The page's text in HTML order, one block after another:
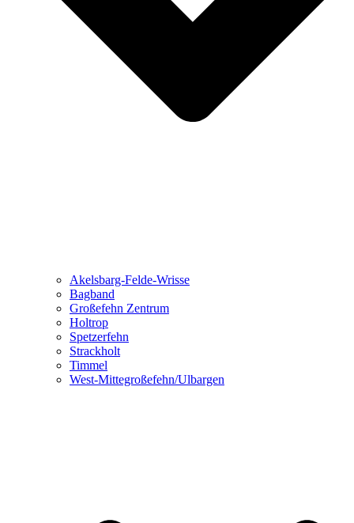
Akelsbarg-Felde-Wrisse
Bagband
Großefehn Zentrum
Holtrop
Spetzerfehn
Strackholt
Timmel
West-Mittegroßefehn/Ulbargen